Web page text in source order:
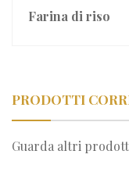
Farina di riso
PRODOTTI
Guarda altri